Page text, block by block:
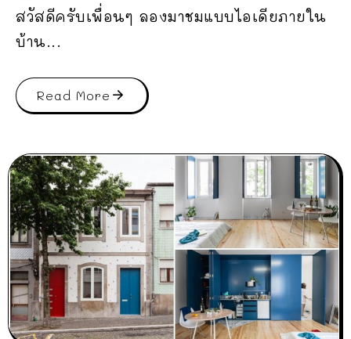
สวัสดีครับเพื่อนๆ ลองมาชมแบบไอเดียภายใน
บ้าน...
Read More